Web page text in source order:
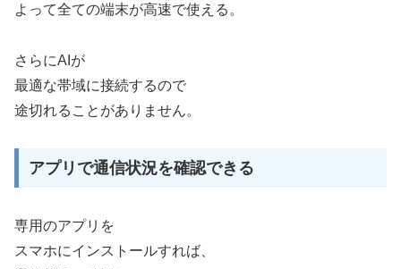
よって全ての端末が高速で使える。
さらにAIが
最適な帯域に接続するので
途切れることがありません。
アプリで通信状況を確認できる
専用のアプリを
スマホにインストールすれば、